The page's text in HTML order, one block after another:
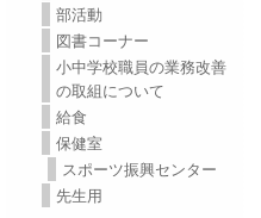
部活動
図書コーナー
小中学校職員の業務改善
の取組について
給食
保健室
スポーツ振興センター
先生用